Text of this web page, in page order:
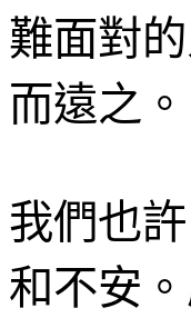
難面對
而遠之 。
我們也
和不安